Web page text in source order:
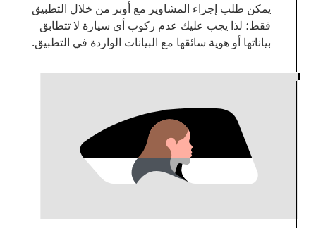
يمكن طلب إجراء المشاوير مع أوبر من خلال التطبيق
فقط؛ لذا يجب عليك عدم ركوب أي سيارة لا تتطابق
بياناتها أو هوية سائقها مع البيانات الواردة في التطبيق.